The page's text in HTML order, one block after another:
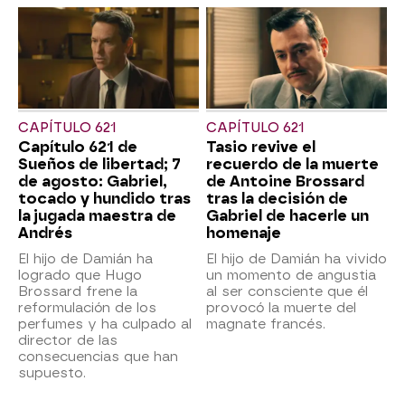
CAPÍTULO 621
Capítulo 621 de
Sueños de libertad; 7
de agosto: Gabriel,
tocado y hundido tras
la jugada maestra de
Andrés
El hijo de Damián ha
logrado que Hugo
Brossard frene la
reformulación de los
perfumes y ha culpado al
director de las
consecuencias que han
supuesto.
CAPÍTULO 621
Tasio revive el
recuerdo de la muerte
de Antoine Brossard
tras la decisión de
Gabriel de hacerle un
homenaje
El hijo de Damián ha vivido
un momento de angustia
al ser consciente que él
provocó la muerte del
magnate francés.